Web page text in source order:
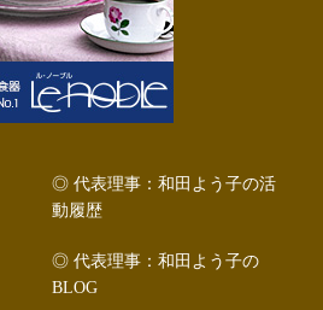
◎ 代表理事：和田よう子の活
動履歴
◎ 代表理事：和田よう子の
BLOG